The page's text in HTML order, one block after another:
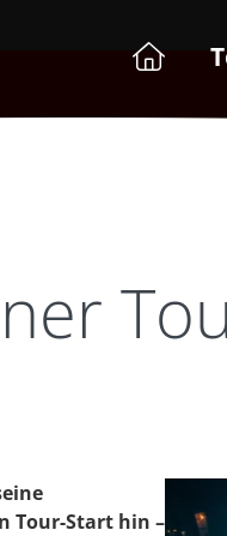
Tour-Start hin –